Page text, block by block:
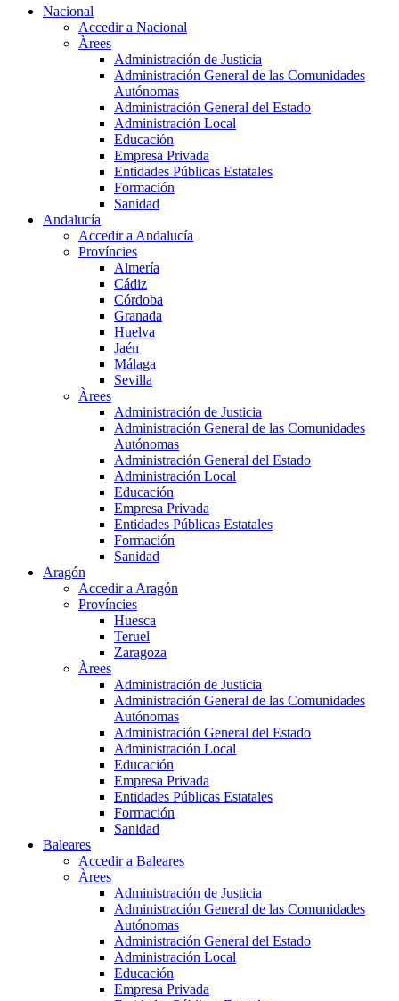
Nacional
Accedir a Nacional
Àrees
Administración de Justicia
Administración General de las Comunidades
Autónomas
Administración General del Estado
Administración Local
Educación
Empresa Privada
Entidades Públicas Estatales
Formación
Sanidad
Andalucía
Accedir a Andalucía
Províncies
Almería
Cádiz
Córdoba
Granada
Huelva
Jaén
Málaga
Sevilla
Àrees
Administración de Justicia
Administración General de las Comunidades
Autónomas
Administración General del Estado
Administración Local
Educación
Empresa Privada
Entidades Públicas Estatales
Formación
Sanidad
Aragón
Accedir a Aragón
Províncies
Huesca
Teruel
Zaragoza
Àrees
Administración de Justicia
Administración General de las Comunidades
Autónomas
Administración General del Estado
Administración Local
Educación
Empresa Privada
Entidades Públicas Estatales
Formación
Sanidad
Baleares
Accedir a Baleares
Àrees
Administración de Justicia
Administración General de las Comunidades
Autónomas
Administración General del Estado
Administración Local
Educación
Empresa Privada